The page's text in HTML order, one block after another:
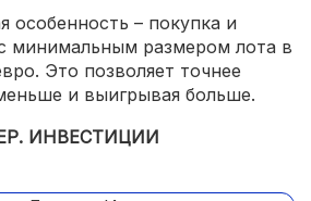
особенность – покупка и
минимальным размером лота в
Это позволяет точнее
и выигрывая больше.
ИНВЕСТИЦИИ